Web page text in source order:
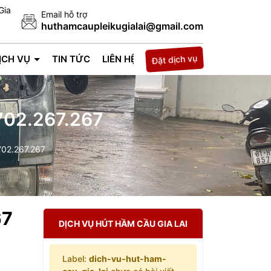
Email hỗ trợ
huthamcaupleikugialai@gmail.com
VỤ TIN TỨC LIÊN HỆ Đặt dịch vụ
DỊCH VỤ HÚT HẦM CẦU GIA LAI
Label: dich-vu-hut-ham-